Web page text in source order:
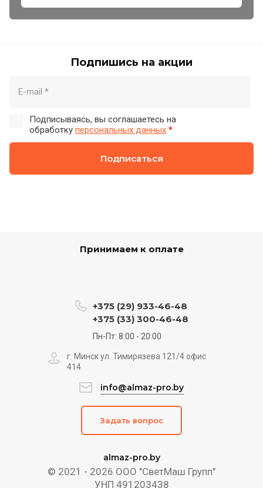
Подпишись на акции
Подписываясь, вы соглашаетесь на
обработку персональных данных *
Подписаться
Принимаем к оплате
almaz-pro.by
© 2021 - 2026 ООО "СветМаш Групп"
УНП 491203438
+375 (29) 933-46-48
+375 (33) 300-46-48
Пн-Пт: 8:00 - 20:00
г. Минск ул. Тимирязева 121/4 офис
414
info@almaz-pro.by
Задать вопрос